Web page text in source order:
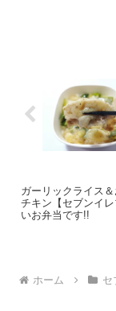
ガーリックライス
チキン【セブンイ
いお弁当です!!
ホーム セ